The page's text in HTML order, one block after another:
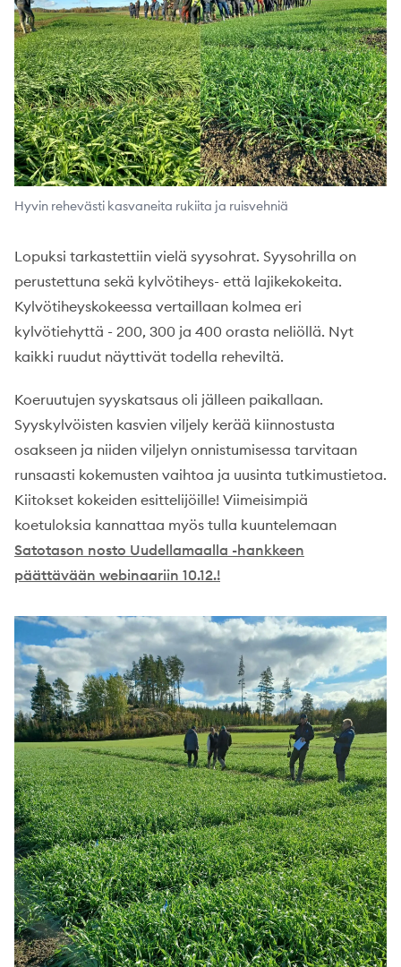
Hyvin rehevästi kasvaneita rukiita ja ruisvehniä
Lopuksi tarkastettiin vielä syysohrat. Syysohrilla on
perustettuna sekä kylvötiheys- että lajikekokeita.
Kylvötiheyskokeessa vertaillaan kolmea eri
kylvötiehyttä - 200, 300 ja 400 orasta neliöllä. Nyt
kaikki ruudut näyttivät todella reheviltä.
Koeruutujen syyskatsaus oli jälleen paikallaan.
Syyskylvöisten kasvien viljely kerää kiinnostusta
osakseen ja niiden viljelyn onnistumisessa tarvitaan
runsaasti kokemusten vaihtoa ja uusinta tutkimustietoa.
Kiitokset kokeiden esittelijöille! Viimeisimpiä
koetuloksia kannattaa myös tulla kuuntelemaan
Satotason nosto Uudellamaalla -hankkeen
päättävään webinaariin 10.12.!